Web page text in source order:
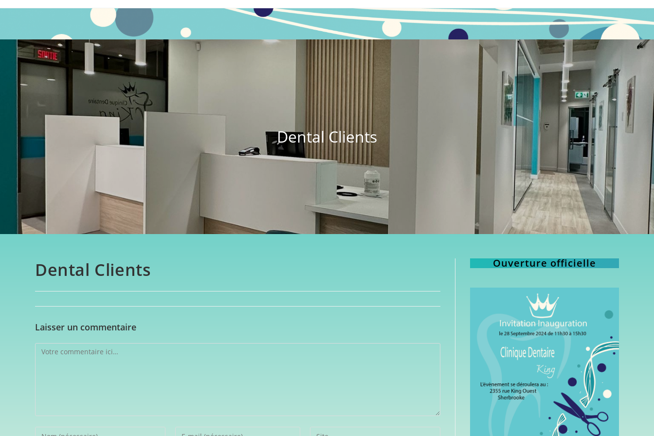
Dental Clients
Dental Clients
Laisser un commentaire
Ouverture officielle